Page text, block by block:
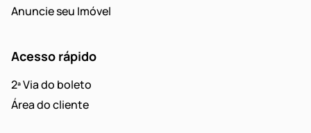
Anuncie seu Imóvel
Acesso rápido
2ª Via do boleto
Área do cliente